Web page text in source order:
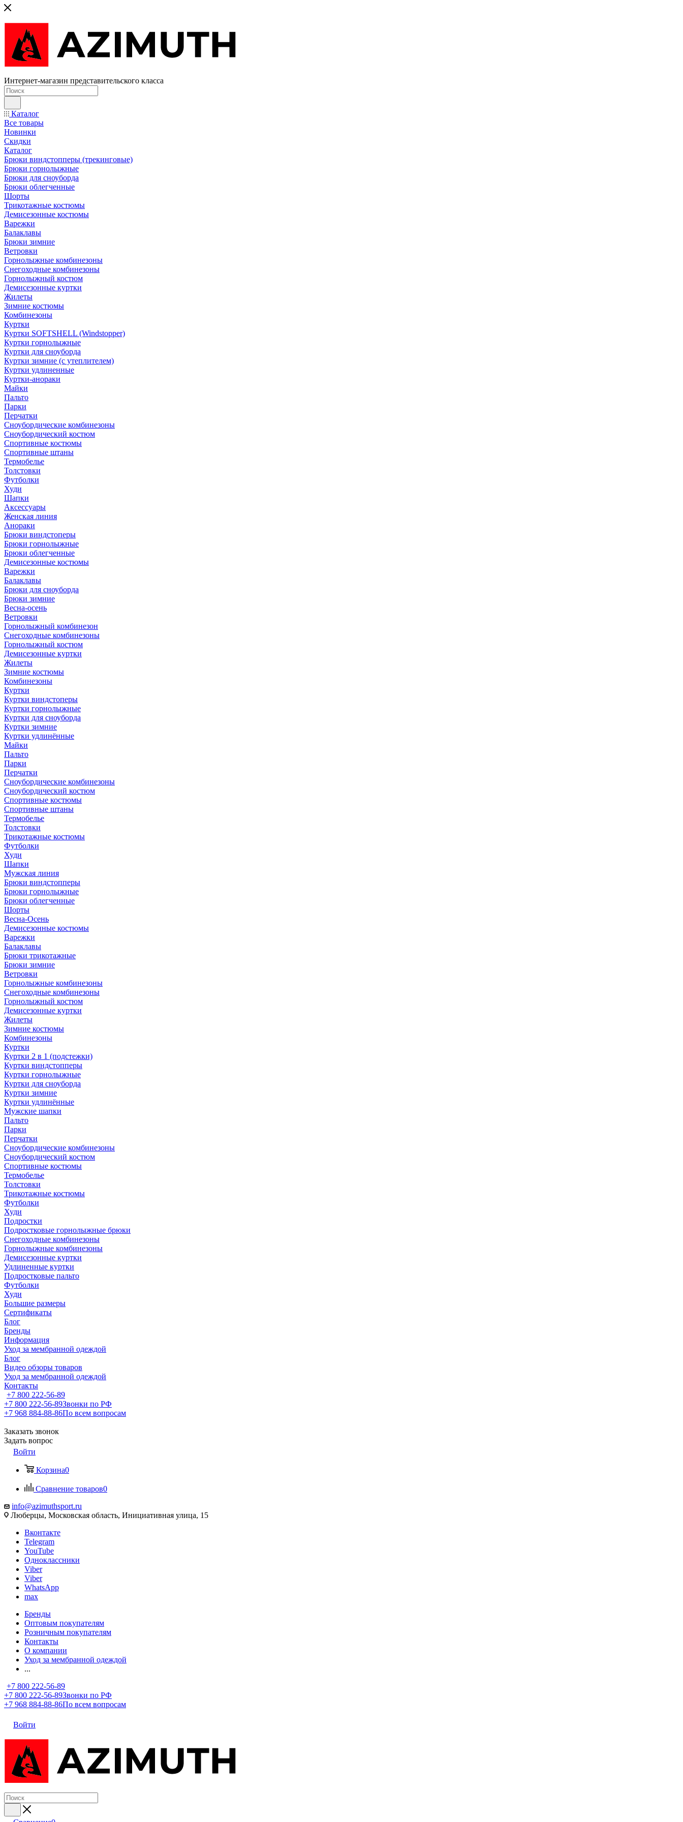
Интернет-магазин представительского класса
Каталог
Все товары
Новинки
Скидки
Каталог
Брюки виндстопперы (трекинговые)
Брюки горнолыжные
Брюки для сноуборда
Брюки облегченные
Шорты
Трикотажные костюмы
Демисезонные костюмы
Варежки
Балаклавы
Брюки зимние
Ветровки
Горнолыжные комбинезоны
Снегоходные комбинезоны
Горнолыжный костюм
Демисезонные куртки
Жилеты
Зимние костюмы
Комбинезоны
Куртки
Куртки SOFTSHELL (Windstopper)
Куртки горнолыжные
Куртки для сноуборда
Куртки зимние (с утеплителем)
Куртки удлиненные
Куртки-анораки
Майки
Пальто
Парки
Перчатки
Сноубордические комбинезоны
Сноубордический костюм
Спортивные костюмы
Спортивные штаны
Термобелье
Толстовки
Футболки
Худи
Шапки
Аксессуары
Женская линия
Анораки
Брюки виндстоперы
Брюки горнолыжные
Брюки облегченные
Демисезонные костюмы
Варежки
Балаклавы
Брюки для сноуборда
Брюки зимние
Весна-осень
Ветровки
Горнолыжный комбинезон
Снегоходные комбинезоны
Горнолыжный костюм
Демисезонные куртки
Жилеты
Зимние костюмы
Комбинезоны
Куртки
Куртки виндстоперы
Куртки горнолыжные
Куртки для сноуборда
Куртки зимние
Куртки удлинённые
Майки
Пальто
Парки
Перчатки
Сноубордические комбинезоны
Сноубордический костюм
Спортивные костюмы
Спортивные штаны
Термобелье
Толстовки
Трикотажные костюмы
Футболки
Худи
Шапки
Мужская линия
Брюки виндстопперы
Брюки горнолыжные
Брюки облегченные
Шорты
Весна-Осень
Демисезонные костюмы
Варежки
Балаклавы
Брюки трикотажные
Брюки зимние
Ветровки
Горнолыжные комбинезоны
Снегоходные комбинезоны
Горнолыжный костюм
Демисезонные куртки
Жилеты
Зимние костюмы
Комбинезоны
Куртки
Куртки 2 в 1 (подстежки)
Куртки виндстопперы
Куртки горнолыжные
Куртки для сноуборда
Куртки зимние
Куртки удлинённые
Мужские шапки
Пальто
Парки
Перчатки
Сноубордические комбинезоны
Сноубордический костюм
Спортивные костюмы
Термобелье
Толстовки
Трикотажные костюмы
Футболки
Худи
Подростки
Подростковые горнолыжные брюки
Снегоходные комбинезоны
Горнолыжные комбинезоны
Демисезонные куртки
Удлиненные куртки
Подростковые пальто
Футболки
Худи
Большие размеры
Сертификаты
Блог
Бренды
Информация
Уход за мембранной одеждой
Блог
Видео обзоры товаров
Уход за мембранной одеждой
Контакты
+7 800 222-56-89
+7 800 222-56-89Звонки по РФ
+7 968 884-88-86По всем вопросам
Заказать звонок
Задать вопрос
Войти
Корзина0
Сравнение товаров0
info@azimuthsport.ru
Люберцы, Московская область, Инициативная улица, 15
Вконтакте
Telegram
YouTube
Одноклассники
Viber
Viber
WhatsApp
max
Бренды
Оптовым покупателям
Розничным покупателям
Контакты
О компании
Уход за мембранной одеждой
...
+7 800 222-56-89
+7 800 222-56-89Звонки по РФ
+7 968 884-88-86По всем вопросам
Войти